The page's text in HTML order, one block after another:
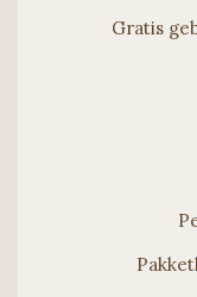
Gratis